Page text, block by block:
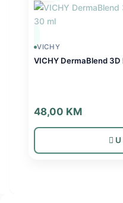
VICHY
VICHY DermaBlend
48,00 KM